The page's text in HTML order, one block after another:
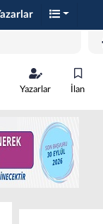
Yazarlar İlan